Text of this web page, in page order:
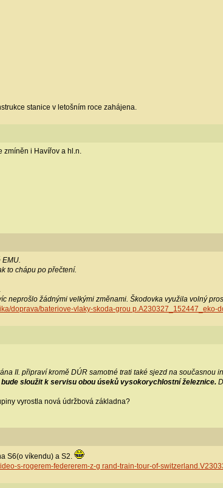
stanice v letošním roce zahájena.
zmíněn i Havířov a hl.n.
EMU.
to chápu po přečtení.
neprošlo žádnými velkými změnami. Škodovka využila volný
doprava/bateriove-vlaky-skoda-grou p.A230327_152447_eko-
II. připraví kromě DÚR samotné trati také sjezd na současnou
sloužit k servisu obou úseků vysokorychlostní železnice.
vyrostla nová údržbová základna?
S6(o víkendu) a S2.
s-rogerem-federerem-z-g rand-train-tour-of-